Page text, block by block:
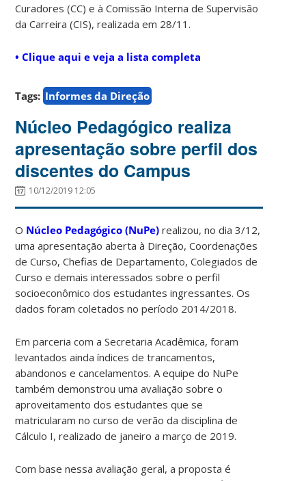
Curadores (CC) e à Comissão Interna de Supervisão
da Carreira (CIS), realizada em 28/11.
• Clique aqui e veja a lista completa
Tags: Informes da Direção
Núcleo Pedagógico realiza
apresentação sobre perfil dos
discentes do Campus
10/12/2019 12:05
O Núcleo Pedagógico (NuPe) realizou, no dia 3/12,
uma apresentação aberta à Direção, Coordenações
de Curso, Chefias de Departamento, Colegiados de
Curso e demais interessados sobre o perfil
socioeconômico dos estudantes ingressantes. Os
dados foram coletados no período 2014/2018.
Em parceria com a Secretaria Acadêmica, foram
levantados ainda índices de trancamentos,
abandonos e cancelamentos. A equipe do NuPe
também demonstrou uma avaliação sobre o
aproveitamento dos estudantes que se
matricularam no curso de verão da disciplina de
Cálculo I, realizado de janeiro a março de 2019.
Com base nessa avaliação geral, a proposta é